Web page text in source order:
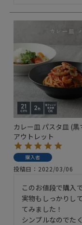
カレー皿 パスタ皿 (
アウトレット
購入者
投稿日 2022/03/06
このお値段で購入
実物もしっかりし
てみました！
シンプルなのでた